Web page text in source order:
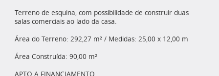
Terreno de esquina, com possibilidade de construir duas
salas comerciais ao lado da casa.
Área do Terreno: 292,27 m² / Medidas: 25,00 x 12,00 m
Área Construída: 90,00 m²
APTO A FINANCIAMENTO.